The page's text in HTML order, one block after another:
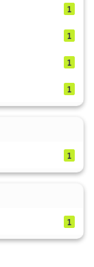
1
1
1
1
1
1